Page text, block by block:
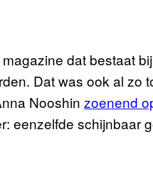
dat bestaat
Dat was ook al zo
Nooshin zoenend
eenzelfde schijnbaar